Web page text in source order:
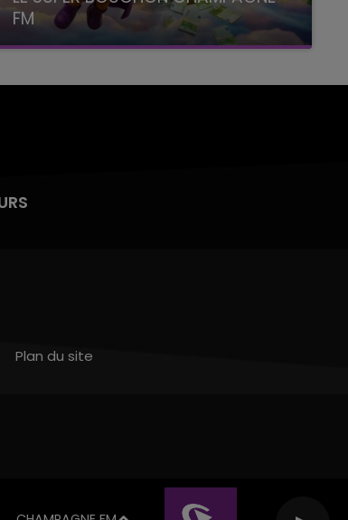
FM
avec La Famille Champagne FM, à 8H10
Plan du site